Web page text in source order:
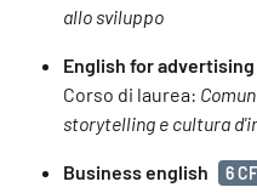
allo sviluppo
English for advertising
Corso di laurea:
storytelling e cultura
Business english 6